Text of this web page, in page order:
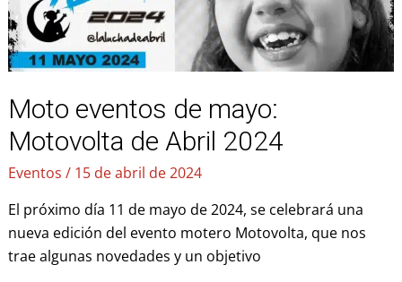
Moto eventos de mayo:
Motovolta de Abril 2024
Eventos / 15 de abril de 2024
El próximo día 11 de mayo de 2024, se celebrará una
nueva edición del evento motero Motovolta, que nos
trae algunas novedades y un objetivo
2024